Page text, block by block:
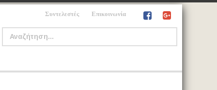
Συντελεστές Επικοινωνία